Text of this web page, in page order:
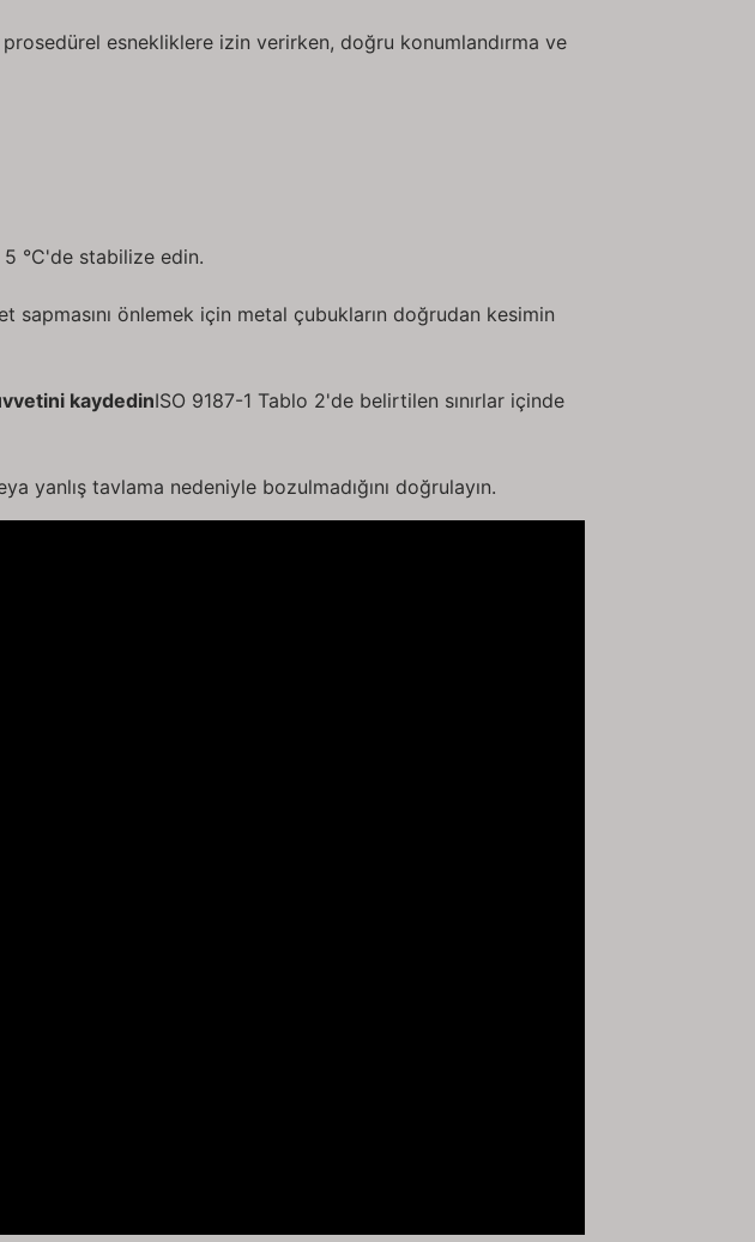
esnekliklere izin verirken, doğru konumlandırma ve
°C'de stabilize edin.
sapmasını önlemek için metal çubukların doğrudan kesimin
kaydedinISO 9187-1 Tablo 2'de belirtilen sınırlar içinde
yanlış tavlama nedeniyle bozulmadığını doğrulayın.